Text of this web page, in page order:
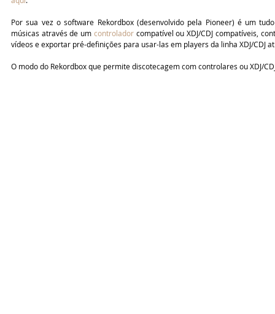
Por sua vez o software Rekordbox (desenvolvido pela Pioneer) é um
músicas através de um controlador compatível ou XDJ/CDJ compatíveis,
vídeos e exportar pré-definições para usar-las em players da linha XDJ/CDJ
O modo do Rekordbox que permite discotecagem com controlares ou XDJ/